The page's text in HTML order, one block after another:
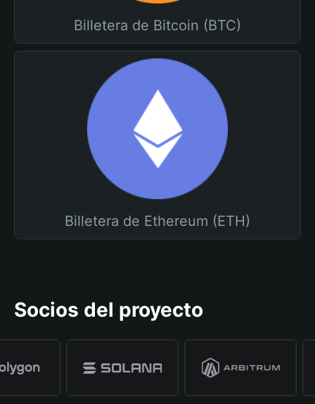
Billetera de Bitcoin (BTC)
Billetera de Ethereum (ETH)
Socios del proyecto